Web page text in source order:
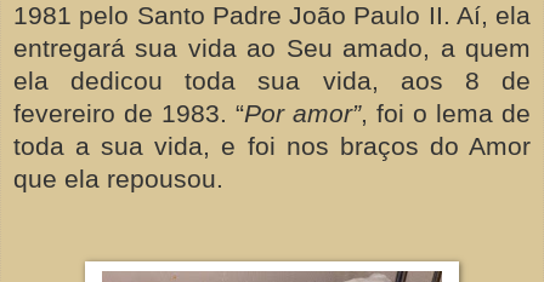
1981 pelo Santo Padre João Paulo II. Aí, ela
entregará sua vida ao Seu amado, a quem
ela dedicou toda sua vida, aos 8 de
fevereiro de 1983. “Por amor”, foi o lema de
toda a sua vida, e foi nos braços do Amor
que ela repousou.